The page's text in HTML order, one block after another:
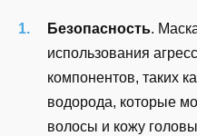
Безопасность.
использования
компонентов, таких
водорода, которые
волосы и кожу